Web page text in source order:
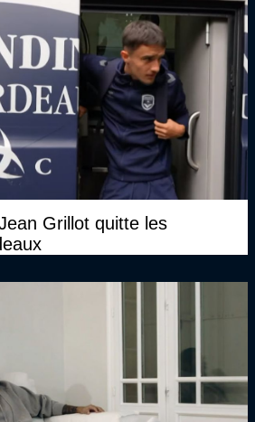
Grillot quitte les